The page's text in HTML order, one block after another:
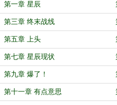
第一章 星辰
第三章 终末战线
第五章 上头
第七章 星辰现状
第九章 爆了！
第十一章 有点意思